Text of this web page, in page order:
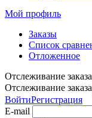
Мой профиль
Заказы
Список
Отложенное
Отслеживание заказа
Отслеживание заказа
ВойтиРегистрация
E-mail